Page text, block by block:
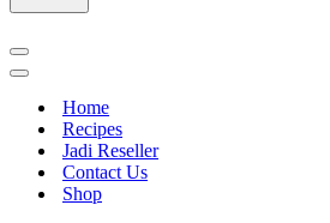
Navigation
Menu
Navigation
Home
Recipes
Jadi Reseller
Contact Us
Shop